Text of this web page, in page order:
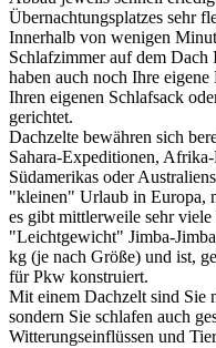
Übernachtungsplatzes sehr
Innerhalb von wenigen
Schlafzimmer auf dem Dach
haben auch noch Ihre
Ihren eigenen Schlafsack
gerichtet.
Dachzelte bewähren sich
Sahara-Expeditionen,
Südamerikas oder
"kleinen" Urlaub in Europa,
es gibt mittlerweile sehr
"Leichtgewicht" Jimba-
kg (je nach Größe) und ist,
für Pkw konstruiert.
Mit einem Dachzelt sind Sie
sondern Sie schlafen auch
Witterungseinflüssen und